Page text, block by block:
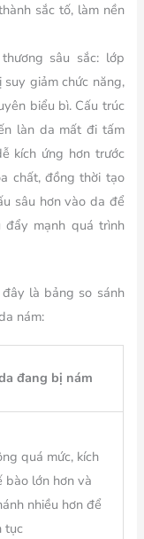
sắc tố, làm nền
sâu sắc: lớp
giảm chức năng,
biểu bì. Cấu trúc
làn da mất đi tấm
kích ứng hơn trước
chất, đồng thời tạo
sâu hơn vào da để
đẩy mạnh quá trình
là bảng so sánh
nám:
đang bị nám
quá mức, kích
bào lớn hơn và
nhiều hơn để
tục